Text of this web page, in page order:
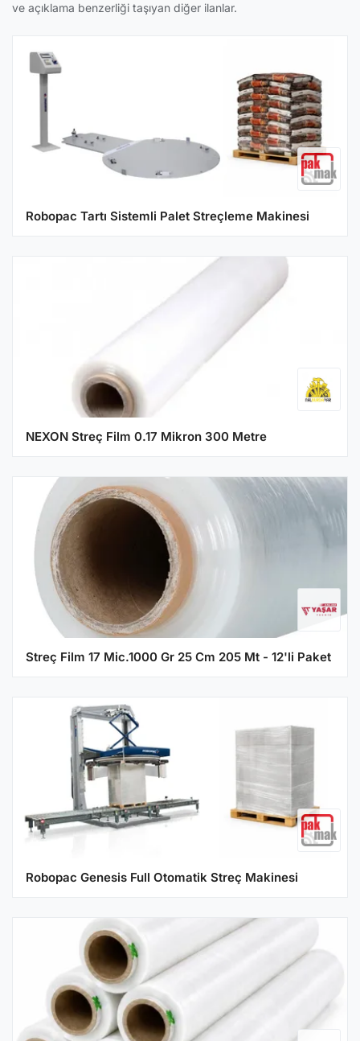
ve açıklama benzerliği taşıyan diğer ilanlar.
Robopac Tartı Sistemli Palet Streçleme Makinesi
NEXON Streç Film 0.17 Mikron 300 Metre
Streç Film 17 Mic.1000 Gr 25 Cm 205 Mt - 12'li Paket
Robopac Genesis Full Otomatik Streç Makinesi